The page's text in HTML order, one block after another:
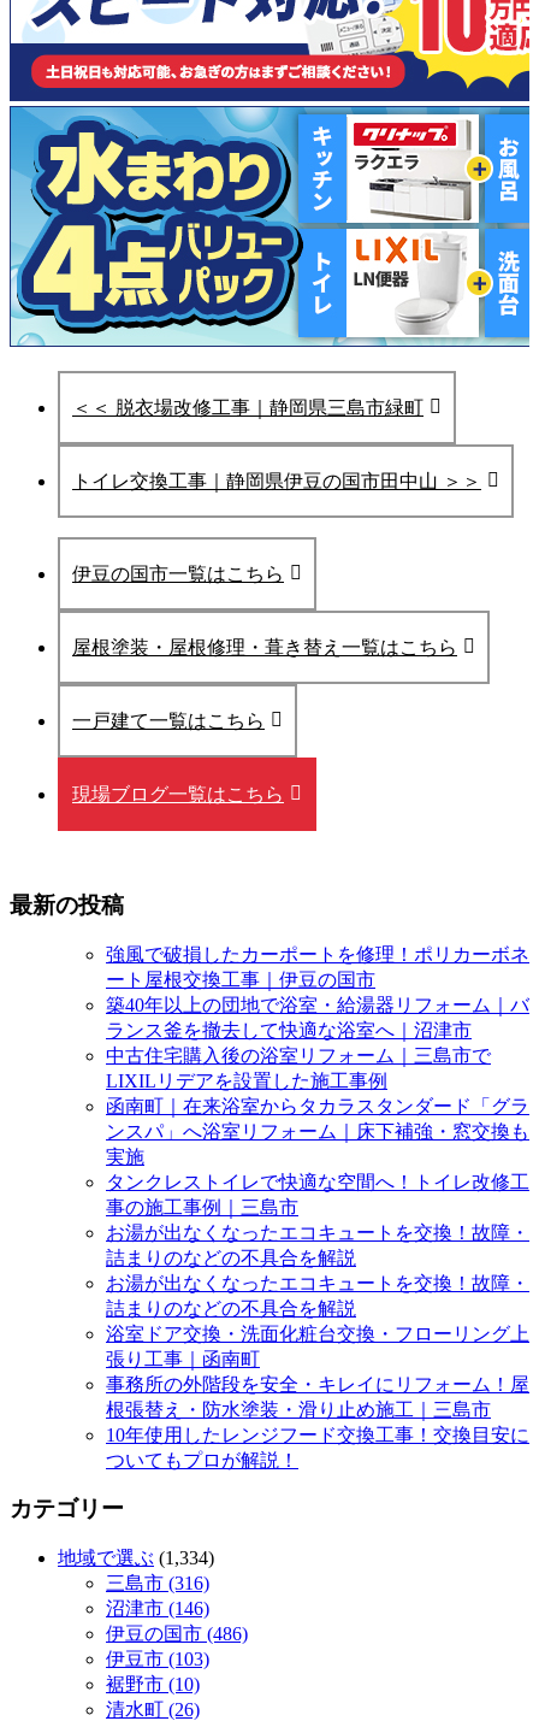
＜＜ 脱衣場改修工事｜静岡県三島市緑町
トイレ交換工事｜静岡県伊豆の国市田中山 ＞＞
伊豆の国市一覧はこちら
屋根塗装・屋根修理・葺き替え一覧はこちら
一戸建て一覧はこちら
現場ブログ一覧はこちら
最新の投稿
強風で破損したカーポートを修理！ポリカーボネ
ート屋根交換工事｜伊豆の国市
築40年以上の団地で浴室・給湯器リフォーム｜バ
ランス釜を撤去して快適な浴室へ｜沼津市
中古住宅購入後の浴室リフォーム｜三島市で
LIXILリデアを設置した施工事例
函南町｜在来浴室からタカラスタンダード「グラ
ンスパ」へ浴室リフォーム｜床下補強・窓交換も
実施
タンクレストイレで快適な空間へ！トイレ改修工
事の施工事例｜三島市
お湯が出なくなったエコキュートを交換！故障・
詰まりのなどの不具合を解説
お湯が出なくなったエコキュートを交換！故障・
詰まりのなどの不具合を解説
浴室ドア交換・洗面化粧台交換・フローリング上
張り工事｜函南町
事務所の外階段を安全・キレイにリフォーム！屋
根張替え・防水塗装・滑り止め施工｜三島市
10年使用したレンジフード交換工事！交換目安に
ついてもプロが解説！
カテゴリー
地域で選ぶ (1,334)
三島市 (316)
沼津市 (146)
伊豆の国市 (486)
伊豆市 (103)
裾野市 (10)
清水町 (26)